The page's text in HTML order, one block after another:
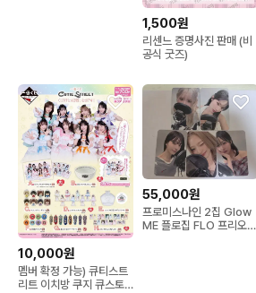
1,500원
리센느 증명사진 판매 (비
공식 굿즈)
10,000원
멤버 확정 가능) 큐티스트
리트 이치방 쿠지 큐스토
55,000원
프로미스나인 2집 Glow
ME 플로집 FLO 프리오더